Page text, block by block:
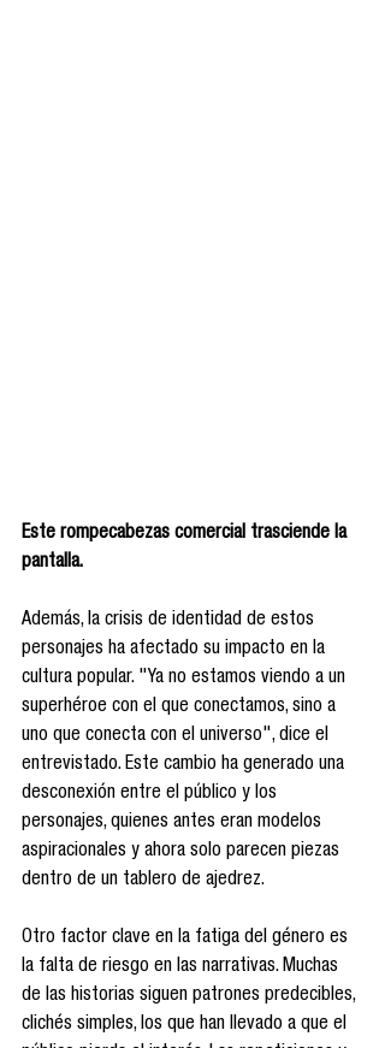
Este rompecabezas comercial trasciende la
pantalla.
Además, la crisis de identidad de estos
personajes ha afectado su impacto en la
cultura popular. "Ya no estamos viendo a un
superhéroe con el que conectamos, sino a
uno que conecta con el universo", dice el
entrevistado. Este cambio ha generado una
desconexión entre el público y los
personajes, quienes antes eran modelos
aspiracionales y ahora solo parecen piezas
dentro de un tablero de ajedrez.
Otro factor clave en la fatiga del género es
la falta de riesgo en las narrativas. Muchas
de las historias siguen patrones predecibles,
clichés simples, los que han llevado a que el